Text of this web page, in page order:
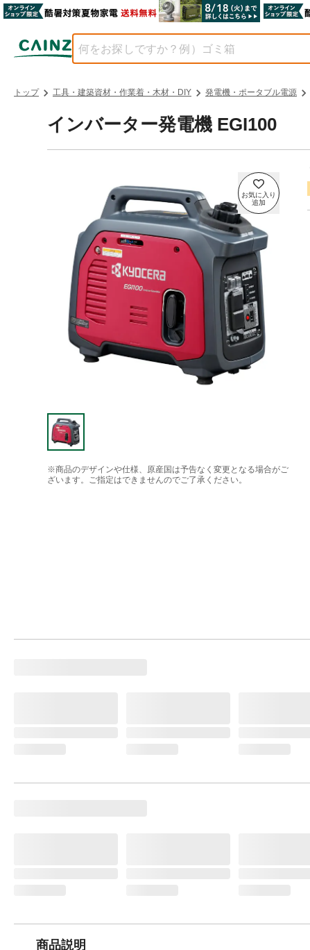
トップ 工具・建築資材・作業着・木材・DIY 発電機・ポータブル電源
インバーター発電機 EGI100
※商品のデザインや仕様、原産国は予告なく変更となる場合がご
ざいます。ご指定はできませんのでご了承ください。
商品説明